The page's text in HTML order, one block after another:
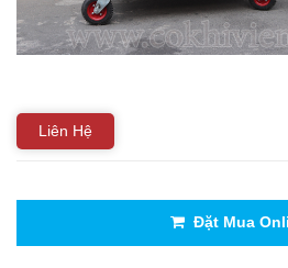
Liên Hệ
Đặt Mua
THIẾT BỊ LẠNH
UNCATEGORIZED